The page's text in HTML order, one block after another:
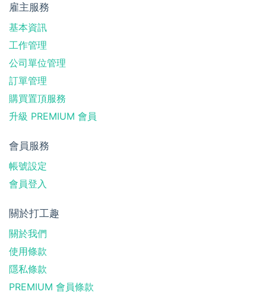
雇主服務
基本資訊
工作管理
公司單位管理
訂單管理
購買置頂服務
升級 PREMIUM 會員
會員服務
帳號設定
會員登入
關於打工趣
關於我們
使用條款
隱私條款
PREMIUM 會員條款